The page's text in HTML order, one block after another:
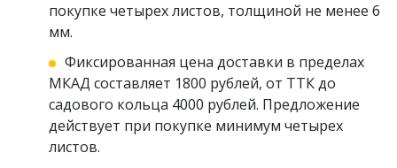
покупке четырех листов, толщиной не менее 6
мм.
Фиксированная цена доставки в пределах
МКАД составляет 1800 рублей, от ТТК до
садового кольца 4000 рублей. Предложение
действует при покупке минимум четырех
листов.